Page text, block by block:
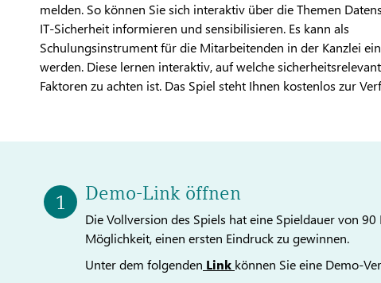
melden. So können Sie sich interaktiv über die Themen
IT-Sicherheit informieren und sensibilisieren. Es kann als
Schulungsinstrument für die Mitarbeitenden in der Kanzlei
werden. Diese lernen interaktiv, auf welche
Faktoren zu achten ist. Das Spiel steht Ihnen kostenlos zur
Demo-Link öffnen
Die Vollversion des Spiels hat eine Spieldauer von
Möglichkeit, einen ersten Eindruck zu gewinnen.
Unter dem folgenden Link können Sie eine Demo-